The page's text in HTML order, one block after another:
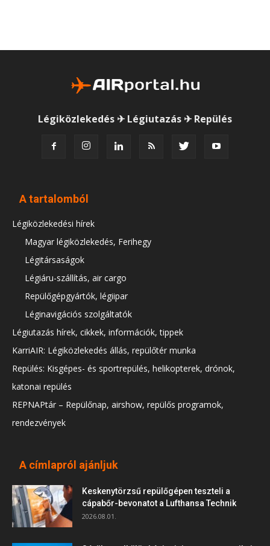
Légiközlekedés ✈ Légiutazás ✈ Repülés
A tartalomból
Légiközlekedési hírek
Magyar légiközlekedés, Ferihegy
Légitársaságok
Légiáru-szállítás, air cargo
Repülőgépgyártók, légiipar
Léginavigációs szolgáltatók
Légiutazás hírek, cikkek, információk, tippek
KarriAIR: Légiközlekedés állás, repülőtér munka
Repülés: Kisgépes- és sportrepülés, helikopterek, drónok,
katonai repülés
REPNAPtár – Repülőnap, airshow, repülős programok,
rendezvények
A címlapról ajánljuk
Keskenytörzsű repülőgépen teszteli a
cápabőr-bevonatot a Lufthansa Technik
2026.08.01.